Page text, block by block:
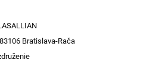
Bratislava-Rača